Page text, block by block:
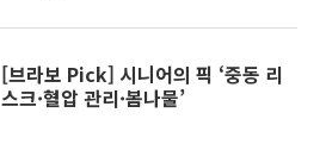
[브라보 Pick] 시니어의 픽 ‘중동 리
스크·혈압 관리·봄나물’